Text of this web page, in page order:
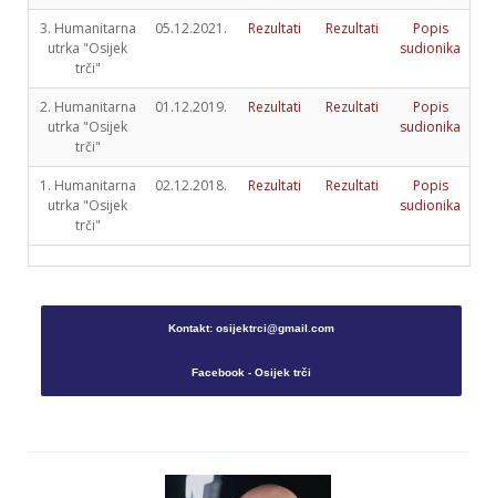
3. Humanitarna
utrka "Osijek
trči"
05.12.2021. Rezultati Rezultati
Popis
sudionika
2. Humanitarna
utrka "Osijek
trči"
01.12.2019. Rezultati Rezultati
Popis
sudionika
1. Humanitarna
utrka "Osijek
trči"
02.12.2018. Rezultati Rezultati
Popis
sudionika
Kontakt: osijektrci@gmail.com
Facebook - Osijek trči